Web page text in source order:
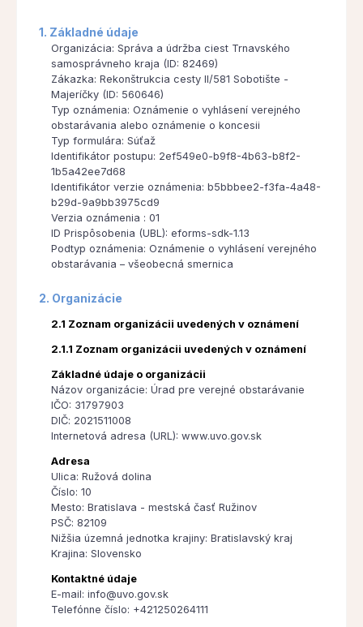
1. Základné údaje
Organizácia: Správa a údržba ciest Trnavského
samosprávneho kraja (ID: 82469)
Zákazka: Rekonštrukcia cesty II/581 Sobotište -
Majeríčky (ID: 560646)
Typ oznámenia: Oznámenie o vyhlásení verejného
obstarávania alebo oznámenie o koncesii
Typ formulára: Súťaž
Identifikátor postupu: 2ef549e0-b9f8-4b63-b8f2-
1b5a42ee7d68
Identifikátor verzie oznámenia: b5bbbee2-f3fa-4a48-
b29d-9a9bb3975cd9
Verzia oznámenia : 01
ID Prispôsobenia (UBL): eforms-sdk-1.13
Podtyp oznámenia: Oznámenie o vyhlásení verejného
obstarávania – všeobecná smernica
2. Organizácie
2.1 Zoznam organizácii uvedených v oznámení
2.1.1 Zoznam organizácii uvedených v oznámení
Základné údaje o organizácii
Názov organizácie: Úrad pre verejné obstarávanie
IČO: 31797903
DIČ: 2021511008
Internetová adresa (URL): www.uvo.gov.sk
Adresa
Ulica: Ružová dolina
Číslo: 10
Mesto: Bratislava - mestská časť Ružinov
PSČ: 82109
Nižšia územná jednotka krajiny: Bratislavský kraj
Krajina: Slovensko
Kontaktné údaje
E-mail: info@uvo.gov.sk
Telefónne číslo: +421250264111